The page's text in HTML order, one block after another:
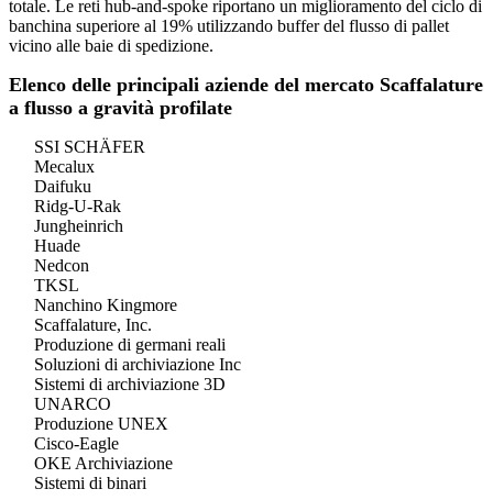
totale. Le reti hub-and-spoke riportano un miglioramento del ciclo di
banchina superiore al 19% utilizzando buffer del flusso di pallet
vicino alle baie di spedizione.
Elenco delle principali aziende del mercato Scaffalature
a flusso a gravità profilate
SSI SCHÄFER
Mecalux
Daifuku
Ridg-U-Rak
Jungheinrich
Huade
Nedcon
TKSL
Nanchino Kingmore
Scaffalature, Inc.
Produzione di germani reali
Soluzioni di archiviazione Inc
Sistemi di archiviazione 3D
UNARCO
Produzione UNEX
Cisco-Eagle
OKE Archiviazione
Sistemi di binari